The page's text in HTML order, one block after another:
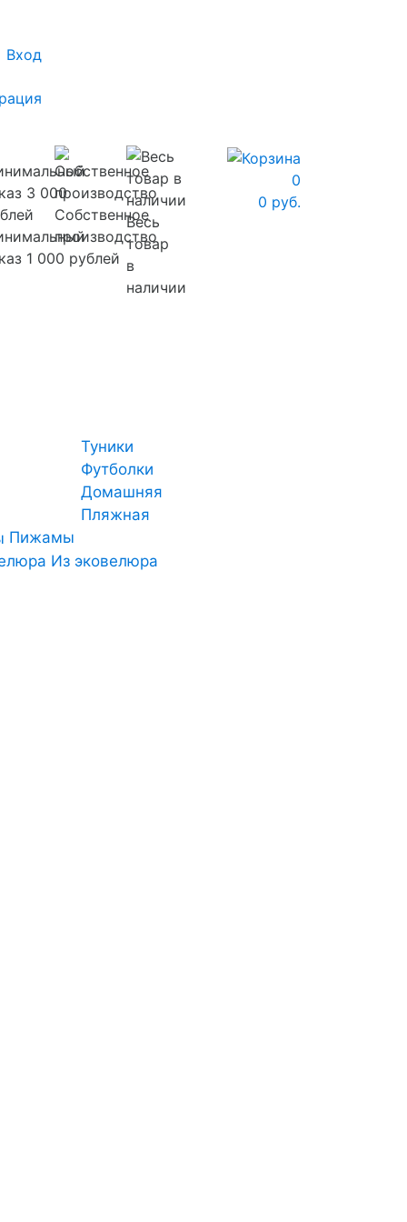
Вход
1 000 рублей
Собственное
производство
Весь
товар
в
наличии
0
0 руб.
Туники
Футболки
Домашняя
Пляжная
Пижамы
Из эковелюра